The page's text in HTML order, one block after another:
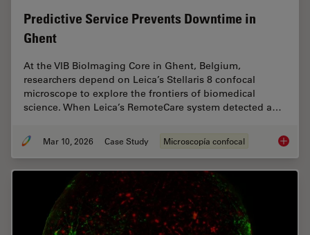
Predictive Service Prevents Downtime in
Ghent
At the VIB BioImaging Core in Ghent, Belgium,
researchers depend on Leica’s Stellaris 8 confocal
microscope to explore the frontiers of biomedical
science. When Leica’s RemoteCare system detected a…
Mar 10, 2026 Case Study Microscopía confocal